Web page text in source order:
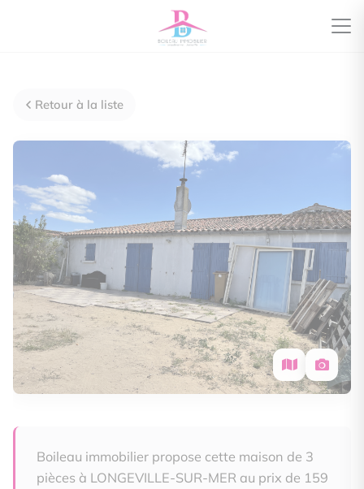
Retour à la liste
Boileau immobilier propose cette maison de 3
pièces à LONGEVILLE-SUR-MER au prix de 159